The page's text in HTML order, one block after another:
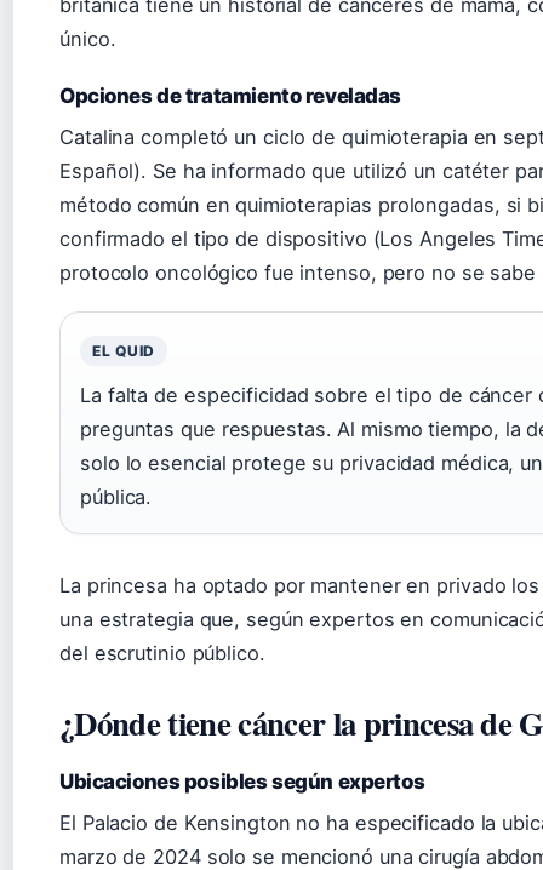
británica tiene un historial de cánceres de mama,
único.
Opciones de tratamiento reveladas
Catalina completó un ciclo de quimioterapia en
Español). Se ha informado que utilizó un catéter
método común en quimioterapias prolongadas, si
confirmado el tipo de dispositivo (Los Angeles
protocolo oncológico fue intenso, pero no se
EL QUID
La falta de especificidad sobre el tipo de cáncer
preguntas que respuestas. Al mismo tiempo, la
solo lo esencial protege su privacidad médica,
pública.
La princesa ha optado por mantener en privado
una estrategia que, según expertos en
del escrutinio público.
¿Dónde tiene cáncer la princesa de
Ubicaciones posibles según expertos
El Palacio de Kensington no ha especificado la
marzo de 2024 solo se mencionó una cirugía